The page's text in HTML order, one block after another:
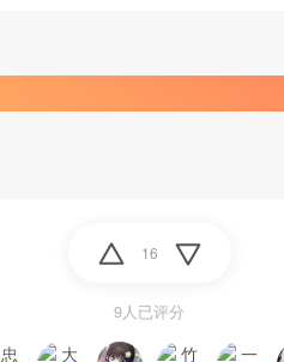
16
9人已评分